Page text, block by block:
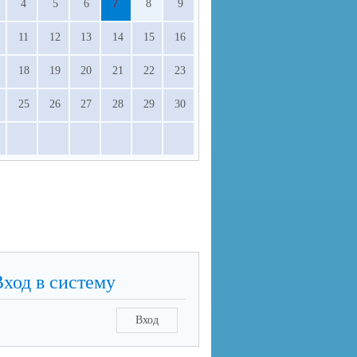
4 5 6 7 8 9
11 12 13 14 15 16
18 19 20 21 22 23
25 26 27 28 29 30
в систему
Вход